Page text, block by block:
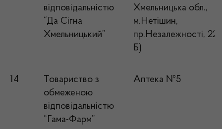
відповідальністю
“Да Сігна
Хмельницький”
Хмельницька обл.,
м.Нетішин,
пр.Незалежності, 22
Б)
14
Товариство з
обмеженою
відповідальністю
“Гама-Фарм”
Аптека №5